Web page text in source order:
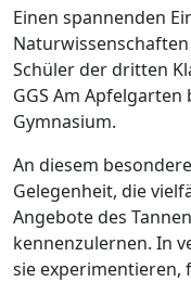
Einen spannenden
Schüler der dritten
GGS Am Apfelgarten
Gymnasium.
An diesem
Gelegenheit, die
Angebote des
kennenzulernen. In
sie experimentieren,